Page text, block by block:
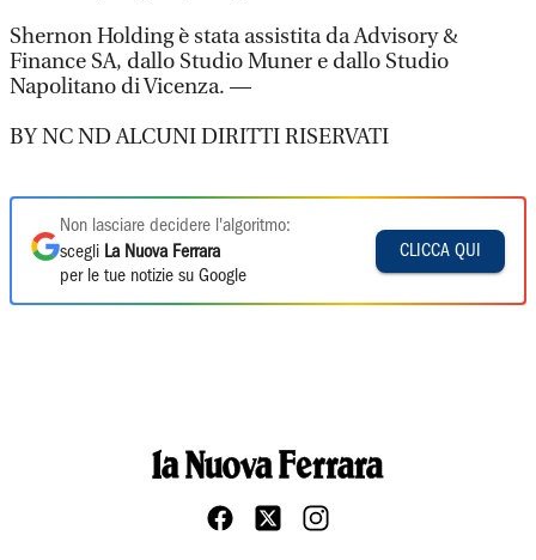
Shernon Holding è stata assistita da Advisory &
Finance SA, dallo Studio Muner e dallo Studio
Napolitano di Vicenza. —
BY NC ND ALCUNI DIRITTI RISERVATI
Non lasciare decidere l'algoritmo:
scegli La Nuova Ferrara
per le tue notizie su Google
CLICCA QUI